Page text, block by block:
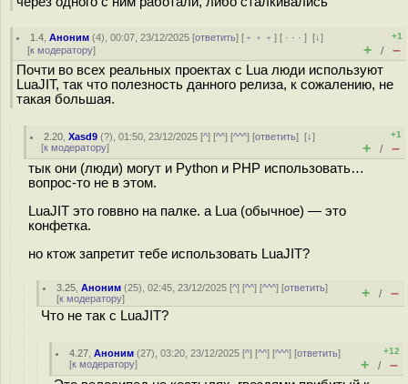
1.4 ,Аноним (4), 00:07, 23/12/2025 [ответить] [ ﹢﹢﹢] [ · · ·][↓]
[к модератору]
+1
+ / –
Почти во всех реальных проектах с Lua люди используют
LuaJIT, так что полезность данного релиза, к сожалению, не
такая большая.
2.20 ,Xasd9 (?), 01:50, 23/12/2025 [^] [^^] [^^^] [ответить][↓]
[к модератору]
+1
+ / –
тык они (люди) могут и Python и PHP использовать…
вопрос-то не в этом.
LuaJIT это говвно на палке. а Lua (обычное) — это
конфетка.
но ктож запретит тебе использовать LuaJIT?
3.25 ,Аноним (25), 02:45, 23/12/2025 [^] [^^] [^^^] [ответить]
[к модератору] + / –
Что не так с LuaJIT?
4.27 ,Аноним (27), 03:20, 23/12/2025 [^] [^^] [^^^] [ответить]
[к модератору]
+12
+ / –